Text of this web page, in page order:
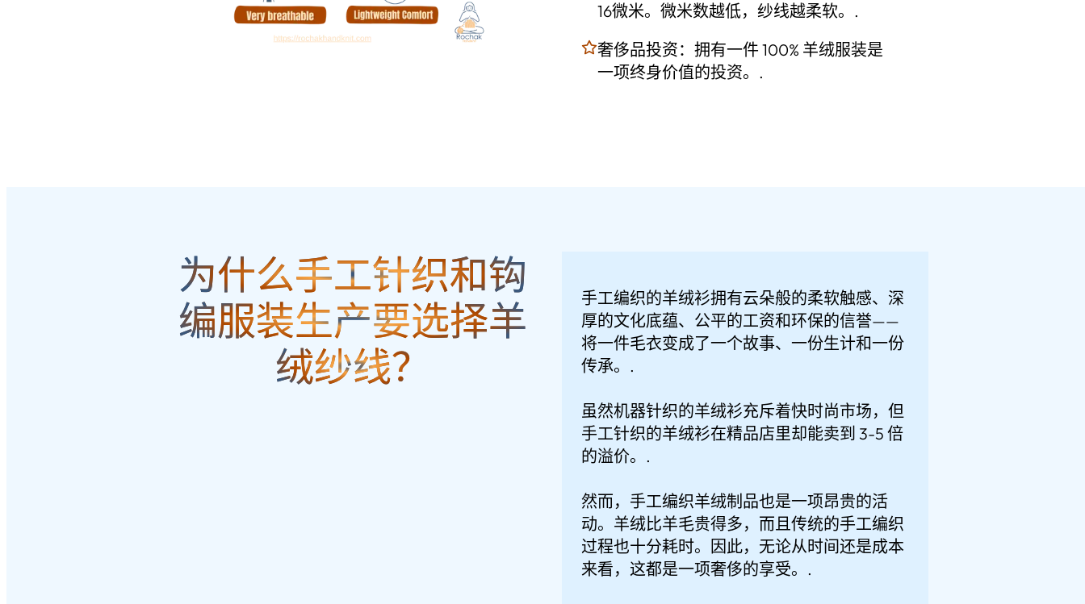
16微米。微米数越低，纱线越柔软。.
奢侈品投资：拥有一件 100% 羊绒服装是
一项终身价值的投资。.
为什么手工针织和钩
编服装生产要选择羊
绒纱线？
手工编织的羊绒衫拥有云朵般的柔软触感、深
厚的文化底蕴、公平的工资和环保的信誉——
将一件毛衣变成了一个故事、一份生计和一份
传承。.
虽然机器针织的羊绒衫充斥着快时尚市场，但
手工针织的羊绒衫在精品店里却能卖到 3-5 倍
的溢价。.
然而，手工编织羊绒制品也是一项昂贵的活
动。羊绒比羊毛贵得多，而且传统的手工编织
过程也十分耗时。因此，无论从时间还是成本
来看，这都是一项奢侈的享受。.